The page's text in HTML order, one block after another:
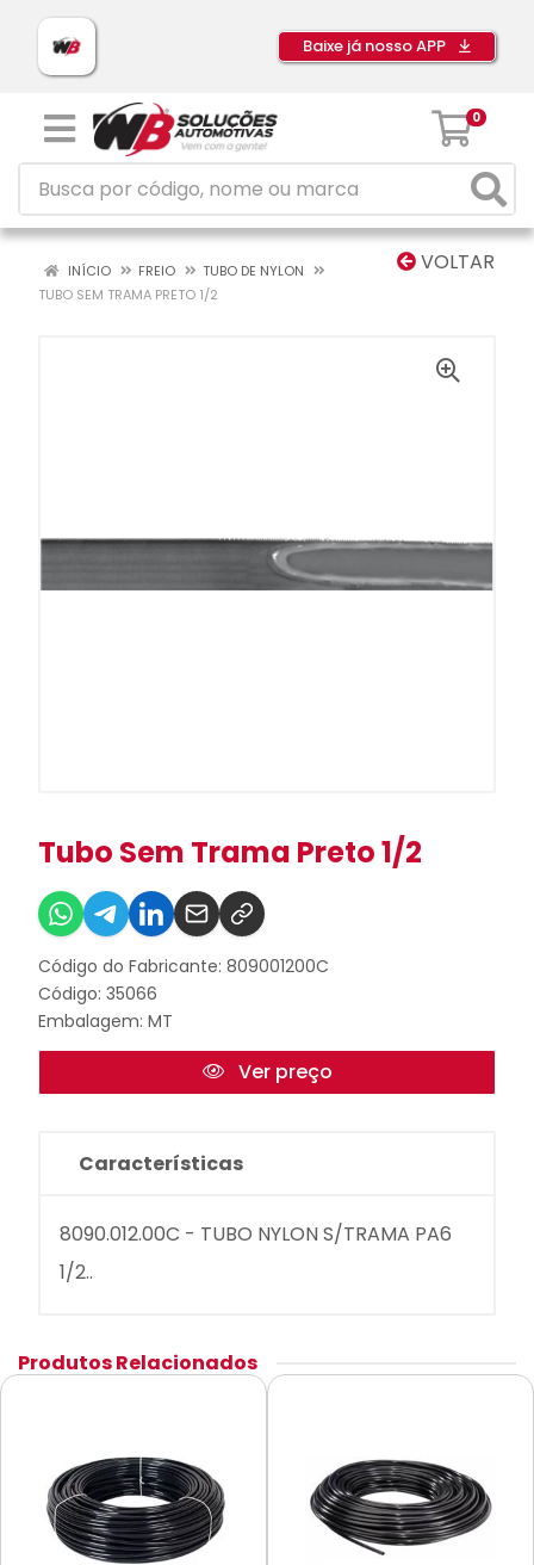
Baixe já nosso APP
0
VOLTAR
INÍCIO FREIO
TUBO DE NYLON
TUBO SEM TRAMA PRETO 1/2
Tubo Sem Trama Preto 1/2
Código do Fabricante: 809001200C
Código: 35066
Embalagem: MT
Ver preço
Características
8090.012.00C - TUBO NYLON S/TRAMA PA6
1/2..
Produtos Relacionados